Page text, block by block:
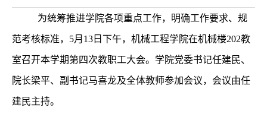
为统筹推进学院各项重点工作，明确工作要求、规
范考核标准， 5月13日下午，机械工程学院在机械楼202教
室召开本学期第四次教职工大会。学院党委书记任建民、
院长梁平、副书记马喜龙及全体教师参加会议，会议由任
建民主持。